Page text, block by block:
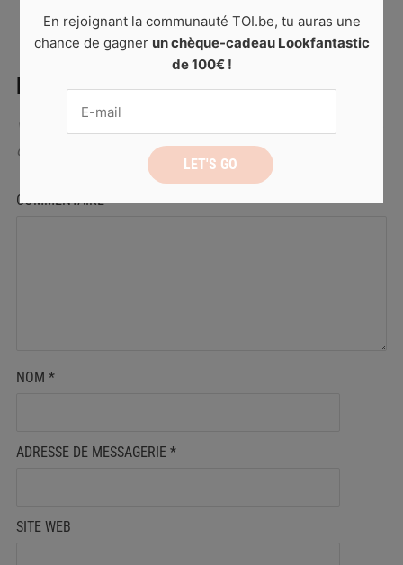
LAISSER UN COMMENTAIRE
Votre adresse de messagerie ne sera pas publiée.
champs obligatoires sont indiqués avec
COMMENTAIRE*
NOM *
ADRESSE DE MESSAGERIE *
SITE WEB
En rejoignant la communauté TOI.be, tu auras une
chance de gagner un chèque-cadeau Lookfantastic
de 100€ !